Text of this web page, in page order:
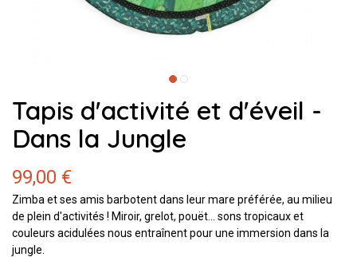
Tapis d'activité et d'éveil -
Dans la Jungle
99,00 €
Zimba et ses amis barbotent dans leur mare préférée, au milieu
de plein d'activités ! Miroir, grelot, pouët... sons tropicaux et
couleurs acidulées nous entraînent pour une immersion dans la
jungle.